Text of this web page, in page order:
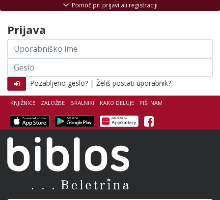
KNJIŽNICE ZALOŽBE BRALNIKI KAKO DELUJE PIŠI NAM
Facebook
Pomoč pri prijavi ali registraciji
Prijava
Uporabniško
ime
Geslo
Pozabljeno geslo? | Želiš postati uporabnik?